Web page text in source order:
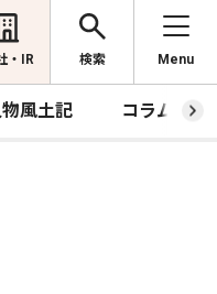
・IR 検索 Menu
風土記 コラム